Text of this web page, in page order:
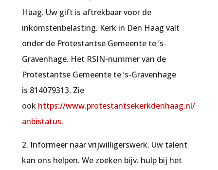
Haag. Uw gift is aftrekbaar voor de
inkomstenbelasting. Kerk in Den Haag valt
onder de Protestantse Gemeente te ’s-
Gravenhage. Het RSIN-nummer van de
Protestantse Gemeente te ’s-Gravenhage
is 814079313. Zie
ook https://www.protestantsekerkdenhaag.nl/
anbistatus.
2. Informeer naar vrijwilligerswerk. Uw talent
kan ons helpen. We zoeken bijv. hulp bij het